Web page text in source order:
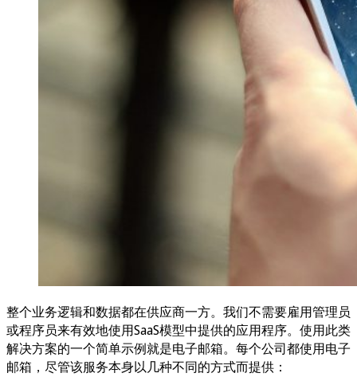
整个业务逻辑和数据都在供应商一方。我们不需要雇用管理员
或程序员来有效地使用SaaS模型中提供的应用程序。使用此类
解决方案的一个简单示例就是电子邮箱。每个公司都使用电子
邮箱，尽管该服务本身以几种不同的方式而提供：